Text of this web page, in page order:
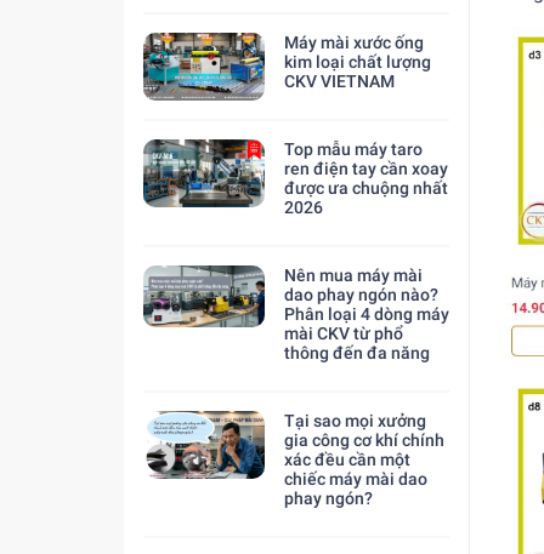
Máy mài xước ống
kim loại chất lượng
CKV VIETNAM
Top mẫu máy taro
ren điện tay cần xoay
được ưa chuộng nhất
2026
Nên mua máy mài
dao phay ngón nào?
Phân loại 4 dòng máy
mài CKV từ phổ
thông đến đa năng
Tại sao mọi xưởng
gia công cơ khí chính
xác đều cần một
chiếc máy mài dao
phay ngón?